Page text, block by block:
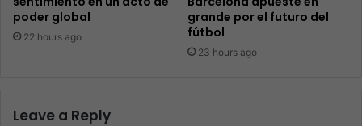
poder global
22 hours ago
grande por el futuro del
fútbol
23 hours ago
Leave a Reply